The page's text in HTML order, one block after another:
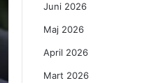
Juni 2026
Maj 2026
April 2026
Mart 2026